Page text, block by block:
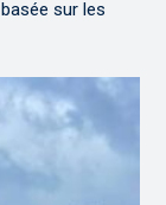
sur les